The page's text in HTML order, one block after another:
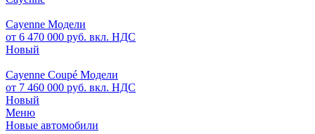
Cayenne Модели
от 6 470 000 руб. вкл. НДС
Новый
Cayenne Coupé Модели
от 7 460 000 руб. вкл. НДС
Новый
Меню
Новые автомобили